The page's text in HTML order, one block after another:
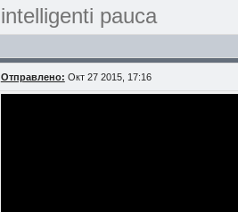
intelligenti pauca
Отправлено: Окт 27 2015, 17:16